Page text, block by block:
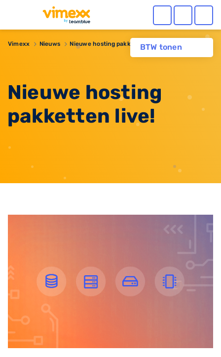
BTW tonen
Vimexx Nieuws Nieuwe hosting pakketten live!
Nieuwe hosting
pakketten live!